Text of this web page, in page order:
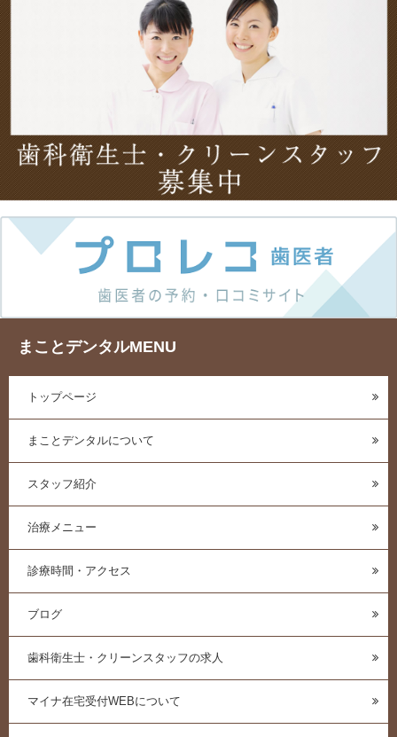
まことデンタルMENU
トップページ
まことデンタルについて
スタッフ紹介
治療メニュー
診療時間・アクセス
ブログ
歯科衛生士・クリーンスタッフの求人
マイナ在宅受付WEBについて